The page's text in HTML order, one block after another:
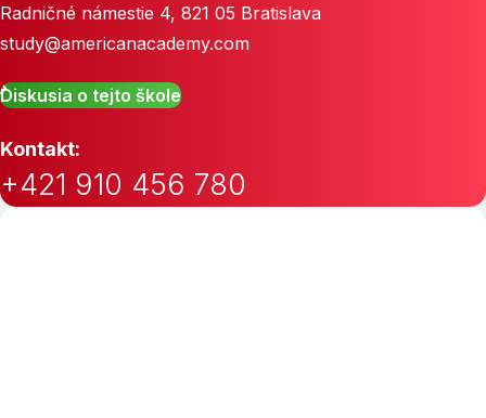
Radničné námestie 4, 821 05 Bratislava
study@americanacademy.com
Diskusia o tejto škole
Kontakt:
+421 910 456 780